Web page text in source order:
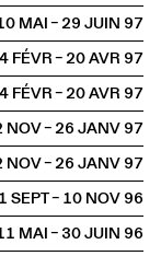
MAI – 29 JUIN1997
FÉVR – 20 AVR1997
FÉVR – 20 AVR1997
NOV – 26 JANV1997
NOV – 26 JANV1997
SEPT – 10 NOV1996
MAI – 30 JUIN1996